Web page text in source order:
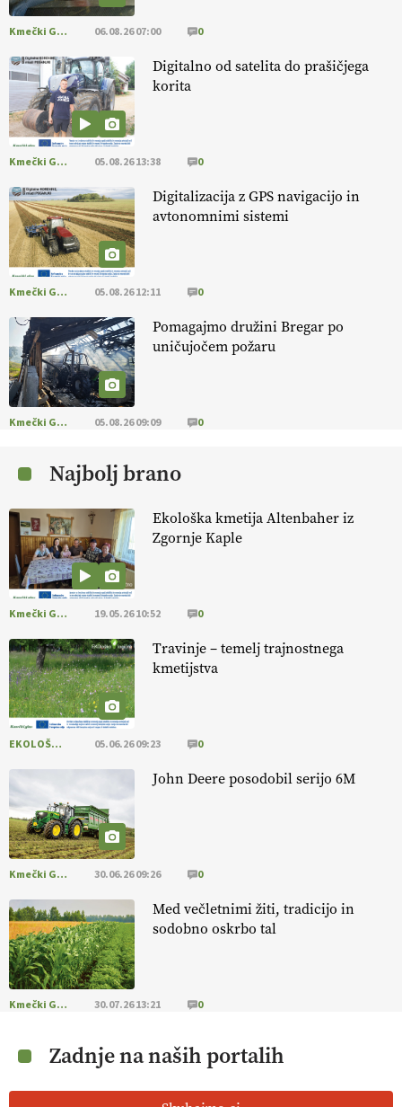
EKOloško = logično: VLOG Ekološko
kmetijstvo brez škropljenja?
EKOloško = logično: ekološka kmetija
ALTENBAHER
EKOloško = logično: ekološko oljarstvo
MORGAN
EKOloško = logično: ekološka kmetija
FREŠER
KMETIJSKA LIGA PRVAKOV: POMLADITEV
KMETIJSKE EKIPE
KMETIJSKA LIGA PRVAKOV: UKRAJINA vs.
EVROPA
EKOloško = logično: ekološka kmetija
EKOloško = logično: VLOG Okus je
pomembnejši od izgleda
EKOloško = logično: ekološka kmetija PR'
RAKARI
Kmečki Glas 06.08.26 07:00 0
Digitalno od satelita do prašičjega
korita
Kmečki Glas 05.08.26 13:38 0
Digitalizacija z GPS navigacijo in
avtonomnimi sistemi
Kmečki Glas 05.08.26 12:11 0
Pomagajmo družini Bregar po
uničujočem požaru
Kmečki Glas 05.08.26 09:09 0
Najbolj brano
Ekološka kmetija Altenbaher iz
Zgornje Kaple
Kmečki Glas 19.05.26 10:52 0
Travinje – temelj trajnostnega
kmetijstva
EKOLOŠKO LOGIČNO 05.06.26 09:23 0
John Deere posodobil serijo 6M
Kmečki Glas 30.06.26 09:26 0
Med večletnimi žiti, tradicijo in
sodobno oskrbo tal
Kmečki Glas 30.07.26 13:21 0
Zadnje na naših portalih